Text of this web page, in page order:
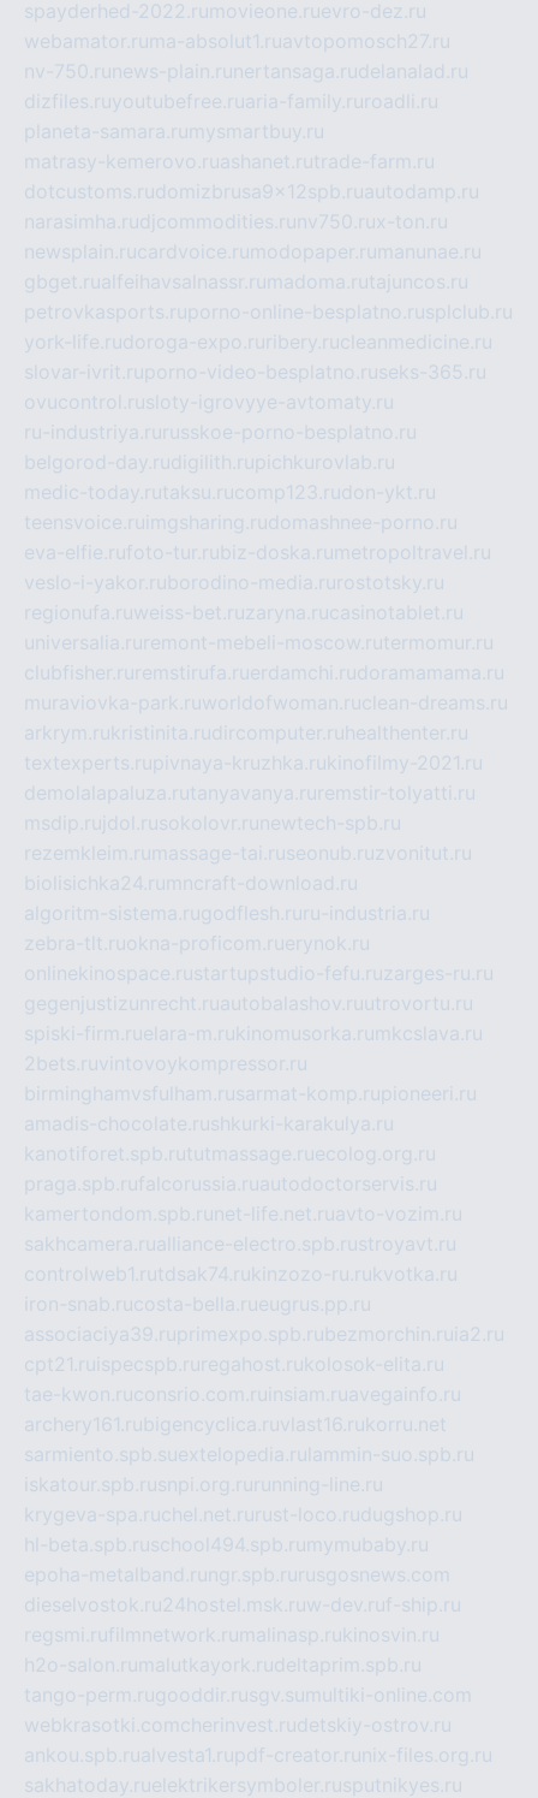
spayderhed-2022.ru movieone.ruevro-dez.ru
webamator.ru ma-absolut1.ruavtopomosch27.ru
nv-750.ru news-plain.ru nertansaga.rudelanalad.ru
dizfiles.ruyoutubefree.ruaria-family.ru roadli.ru
planeta-samara.ru mysmartbuy.ru
matrasy-kemerovo.ruashanet.rutrade-farm.ru
dotcustoms.rudomizbrusa9x12spb.ruautodamp.ru
narasimha.rudjcommodities.ru nv750.rux-ton.ru
newsplain.rucardvoice.ru modopaper.ru manunae.ru
gbget.rualfeihavsalnassr.ru madoma.rutajuncos.ru
petrovkasports.ruporno-online-besplatno.rusplclub.ru
york-life.rudoroga-expo.ru ribery.rucleanmedicine.ru
slovar-ivrit.ruporno-video-besplatno.ruseks-365.ru
ovucontrol.rusloty-igrovyye-avtomaty.ru
ru-industriya.ru russkoe-porno-besplatno.ru
belgorod-day.rudigilith.rupichkurovlab.ru
medic-today.rutaksu.rucomp123.rudon-ykt.ru
teensvoice.ru imgsharing.rudomashnee-porno.ru
eva-elfie.rufoto-tur.rubiz-doska.ru metropoltravel.ru
veslo-i-yakor.ruborodino-media.ru rostotsky.ru
regionufa.ruweiss-bet.ruzaryna.rucasinotablet.ru
universalia.ru remont-mebeli-moscow.rutermomur.ru
clubfisher.ru remstirufa.ruerdamchi.rudoramamama.ru
muraviovka-park.ruworldofwoman.ruclean-dreams.ru
arkrym.rukristinita.rudircomputer.ru healthenter.ru
textexperts.rupivnaya-kruzhka.rukinofilmy-2021.ru
demolalapaluza.rutanyavanya.ru remstir-tolyatti.ru
msdip.ru jdol.rusokolovr.ru newtech-spb.ru
rezemkleim.ru massage-tai.ruseonub.ruzvonitut.ru
biolisichka24.ru mncraft-download.ru
algoritm-sistema.rugodflesh.ru ru-industria.ru
zebra-tlt.ruokna-proficom.ruerynok.ru
onlinekinospace.rustartupstudio-fefu.ruzarges-ru.ru
gegenjustizunrecht.ruautobalashov.ruutrovortu.ru
spiski-firm.ruelara-m.rukinomusorka.ru mkcslava.ru
2bets.ruvintovoykompressor.ru
birminghamvsfulham.rusarmat-komp.rupioneeri.ru
amadis-chocolate.rushkurki-karakulya.ru
kanotiforet.spb.rututmassage.ruecolog.org.ru
praga.spb.rufalcorussia.ruautodoctorservis.ru
kamertondom.spb.ru net-life.net.ruavto-vozim.ru
sakhcamera.rualliance-electro.spb.rustroyavt.ru
controlweb1.rutdsak74.rukinzozo-ru.rukvotka.ru
iron-snab.rucosta-bella.rueugrus.pp.ru
associaciya39.ruprimexpo.spb.rubezmorchin.ru ia2.ru
cpt21.ru ispecspb.ru regahost.rukolosok-elita.ru
tae-kwon.ruconsrio.com.ru insiam.ruavegainfo.ru
archery161.rubigencyclica.ruvlast16.rukorru.net
sarmiento.spb.suextelopedia.ru lammin-suo.spb.ru
iskatour.spb.rusnpi.org.ru running-line.ru
krygeva-spa.ruchel.net.ru rust-loco.rudugshop.ru
hl-beta.spb.ruschool494.spb.ru mymubaby.ru
epoha-metalband.ru ngr.spb.ru rusgosnews.com
dieselvostok.ru24hostel.msk.ruw-dev.ruf-ship.ru
regsmi.rufilmnetwork.ru malinasp.rukinosvin.ru
h2o-salon.ru malutkayork.rudeltaprim.spb.ru
tango-perm.rugooddir.rusgv.su multiki-online.com
webkrasotki.comcherinvest.rudetskiy-ostrov.ru
ankou.spb.rualvesta1.rupdf-creator.ru nix-files.org.ru
sakhatoday.ruelektrikersymboler.rusputnikyes.ru